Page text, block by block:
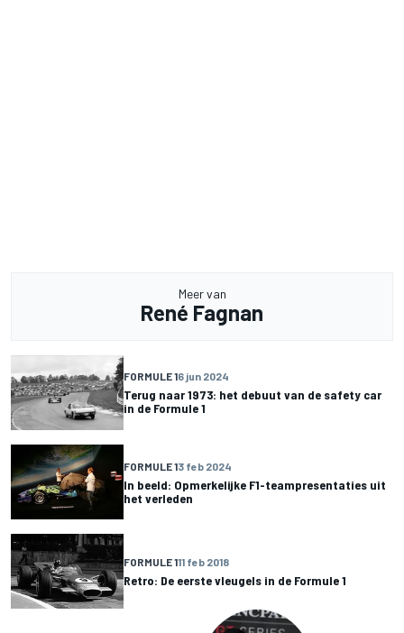
Meer van
René Fagnan
FORMULE 16 jun 2024
Terug naar 1973: het debuut van de safety car
in de Formule 1
FORMULE 13 feb 2024
In beeld: Opmerkelijke F1-teampresentaties uit
het verleden
FORMULE 111 feb 2018
Retro: De eerste vleugels in de Formule 1